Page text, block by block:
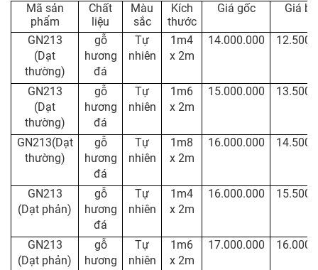
Mã sản
phẩm
Chất
liệu
Màu
sắc
Kích
thước
Giá gốc Giá
GN213
(Dạt
thường)
gỗ
hương
đá
Tự
nhiên
1m4
x 2m
14.000.000
GN213
(Dạt
thường)
gỗ
hương
đá
Tự
nhiên
1m6
x 2m
15.000.000
GN213(Dạt
thường)
gỗ
hương
đá
Tự
nhiên
1m8
x 2m
16.000.000
GN213
(Dạt phản)
gỗ
hương
đá
Tự
nhiên
1m4
x 2m
16.000.000
GN213
(Dạt phản)
gỗ
hương
Tự
nhiên
1m6
x 2m
17.000.000